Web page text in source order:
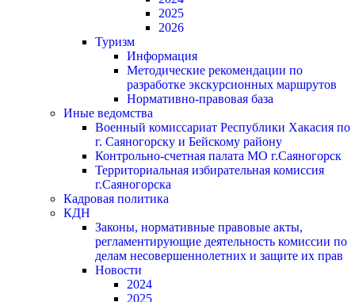
2025
2026
Туризм
Информация
Методические рекомендации по
разработке экскурсионных маршрутов
Нормативно-правовая база
Иные ведомства
Военный комиссариат Республики Хакасия по
г. Саяногорску и Бейскому району
Контрольно-счетная палата МО г.Саяногорск
Территориальная избирательная комиссия
г.Саяногорска
Кадровая политика
КДН
Законы, нормативные правовые акты,
регламентирующие деятельность комиссии по
делам несовершеннолетних и защите их прав
Новости
2024
2025